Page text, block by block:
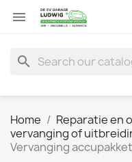

search
Home Reparatie en
vervanging of
Vervanging